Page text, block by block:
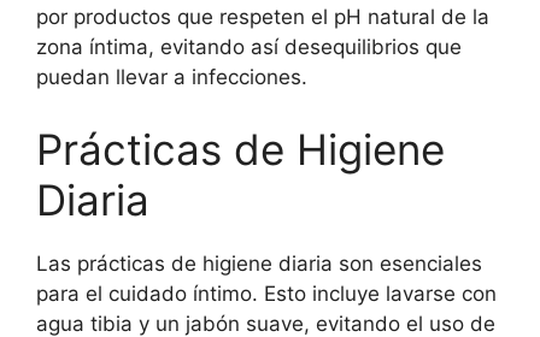
por productos que respeten el pH natural de la
zona íntima, evitando así desequilibrios que
puedan llevar a infecciones.
Prácticas de Higiene
Diaria
Las prácticas de higiene diaria son esenciales
para el cuidado íntimo. Esto incluye lavarse con
agua tibia y un jabón suave, evitando el uso de